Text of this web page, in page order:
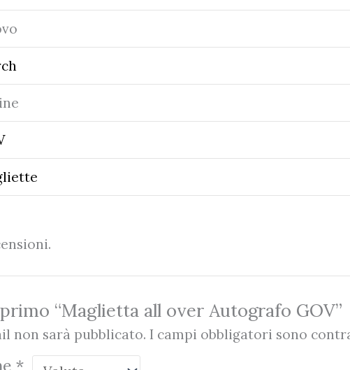
“Maglietta all over Autografo GOV”
non sarà pubblicato. I campi obbligatori sono
*